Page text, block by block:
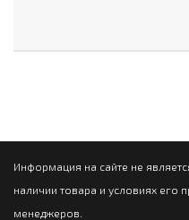
Информация на сайте не
наличии товара и условиях его
менеджеров.